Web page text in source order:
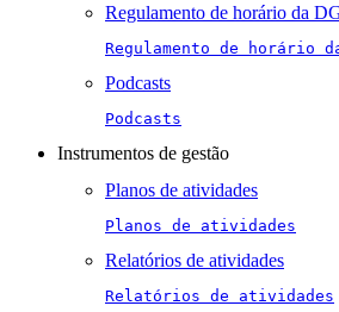
Regulamento de horário da
Regulamento de horário da
Podcasts
Podcasts
Instrumentos de gestão
Planos de atividades
Planos de atividades
Relatórios de atividades
Relatórios de atividades